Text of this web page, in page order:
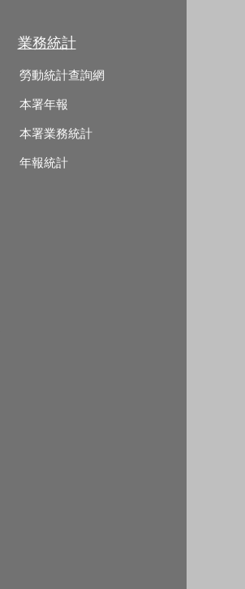
業務統計
勞動統計查詢網
本署年報
本署業務統計
年報統計